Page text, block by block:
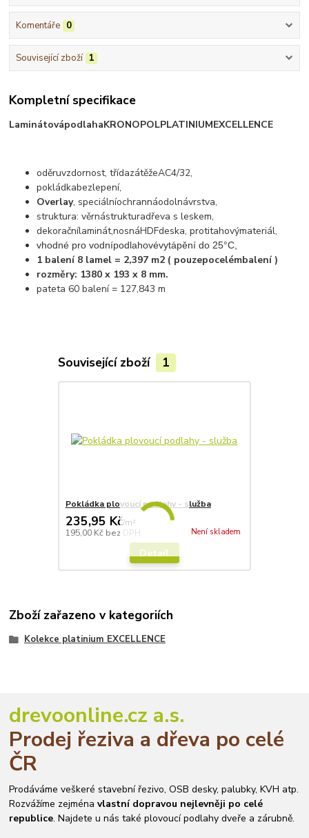
Komentáře 0
Související zboží 1
Kompletní specifikace
LaminátovápodlahaKRONOPOLPLATINIUMEXCELLENCE
oděruvzdornost,třídazátěžeAC4/32,
pokládkabezlepení,
Overlay, speciálníochrannáodolnávrstva,
struktura:věrnástrukturadřeva sleskem,
dekoračnílaminát,nosnáHDFdeska,protitahovýmateriál,
vhodné provodnípodlahovévytápění do 25°C,
1 balení8 lamel = 2,397 m2 ( pouzepocelémbalení)
rozměry: 1380 x 193 x 8 mm.
pateta 60balení= 127,843 m
Související zboží 1
Pokládka plovoucí podlahy - služba
235,95 Kč/m²
195,00 Kč bez DPH Není skladem
Detail
Zboží zařazeno v kategoriích
Kolekce platinium EXCELLENCE
drevoonline.cz a.s.
Prodej řeziva a dřeva po celé
ČR
Prodáváme veškeré stavební řezivo, OSB desky, palubky, KVH atp.
Rozvážíme zejménavlastní dopravou nejlevněji po celé
republice. Najdete u nás také plovoucí podlahy dveře a zárubně.